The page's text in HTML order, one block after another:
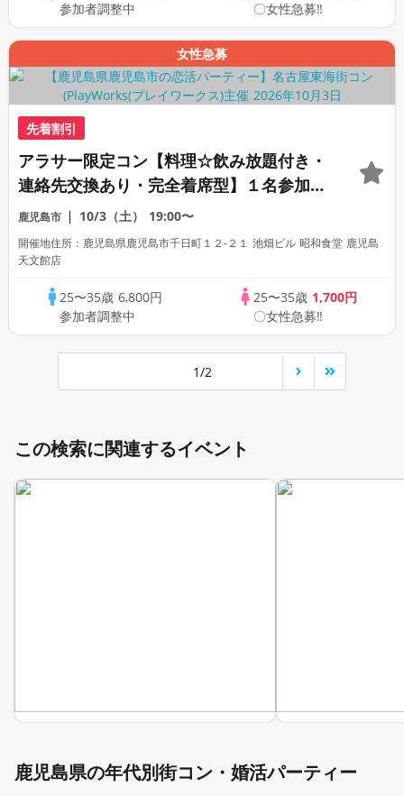
参加者調整中
〇女性急募‼
女性急募
先着割引
アラサー限定コン【料理☆飲み放題付き・
連絡先交換あり・完全着席型】１名参加多
数・初参加も大歓迎☆プレイワークス主催
☆
鹿児島市 10/3（土） 19:00〜
開催地住所：鹿児島県鹿児島市千日町１２-２１ 池畑ビル 昭和食堂 鹿児島
天文館店
25〜35歳 6,800円
参加者調整中
25〜35歳 1,700円
〇女性急募‼
1/2
この検索に関連するイベント
鹿児島県の年代別街コン・婚活パーティー